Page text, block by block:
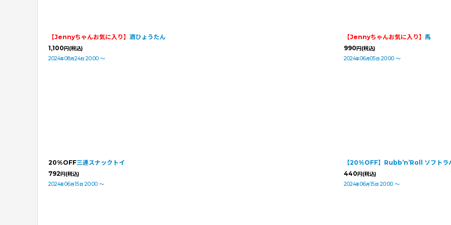
【Jennyちゃんお気に入り】 酒ひょうたん
1,100円(税込)
2024年08月24日 20:00 ～
【Jennyちゃんお気に入り】 馬
990円(税込)
2024年06月05 日 20:00 ～
20%OFF三連スナックトイ
792円(税込)
2024年06月15 日 20:00 ～
【20%OFF】Rubb’n’Roll ソフトラ
440円(税込)
2024年06月15 日 20:00 ～